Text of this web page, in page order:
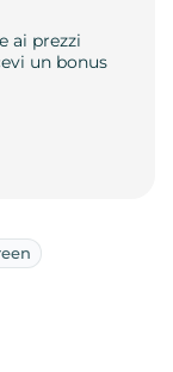
ai prezzi
un bonus